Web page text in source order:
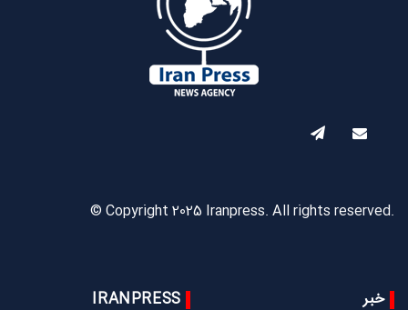
© Copyright 2025 Iranpress. All rights reserved.
خبر IRANPRESS